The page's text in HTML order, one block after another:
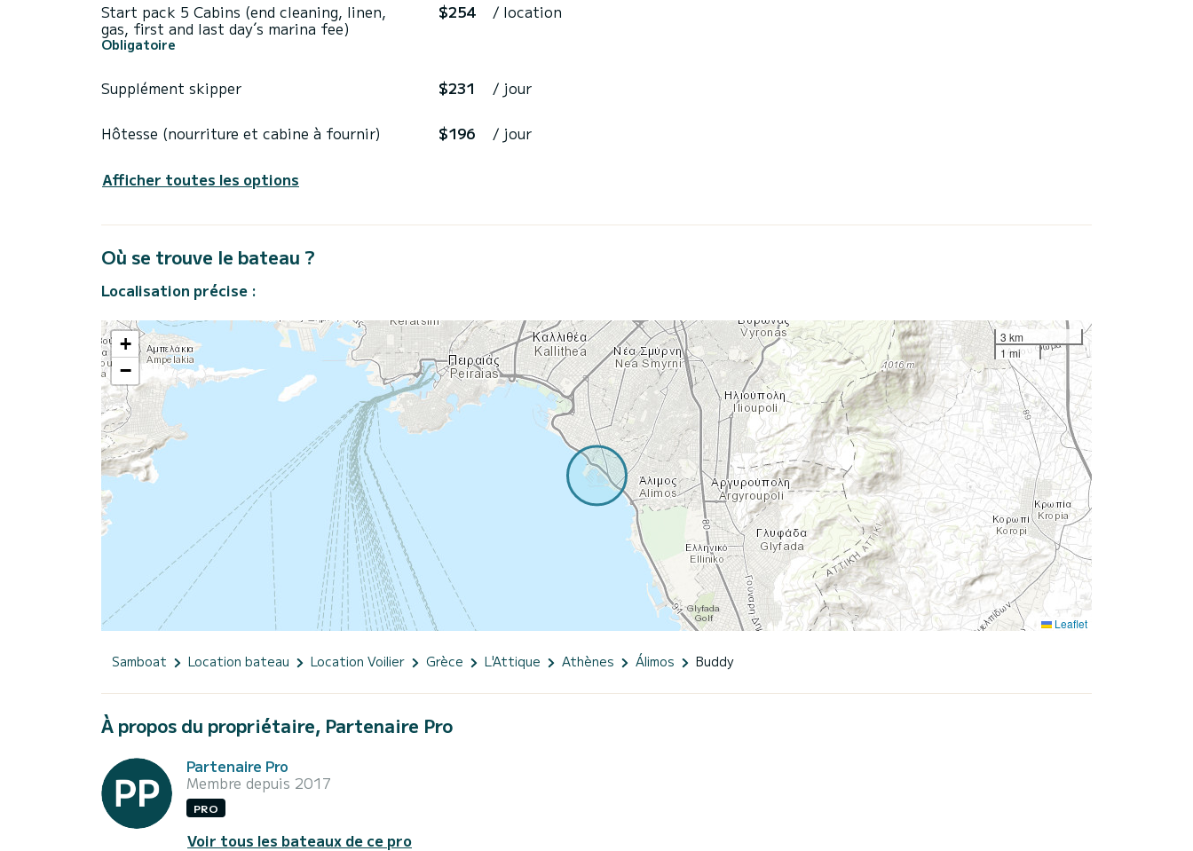
Start pack 5 Cabins (end cleaning, linen,
gas, first and last day´s marina fee)
Obligatoire
$254 / location
Supplément skipper $231 / jour
Hôtesse (nourriture et cabine à fournir) $196 / jour
Afficher toutes les options
Où se trouve le bateau ?
Localisation précise :
+
−
3 km
1 mi
Leaflet
Samboat Location bateau Location Voilier Grèce L'Attique Athènes Álimos Buddy
À propos du propriétaire, Partenaire Pro
Partenaire Pro
Membre depuis 2017
PRO
Voir tous les bateaux de ce pro